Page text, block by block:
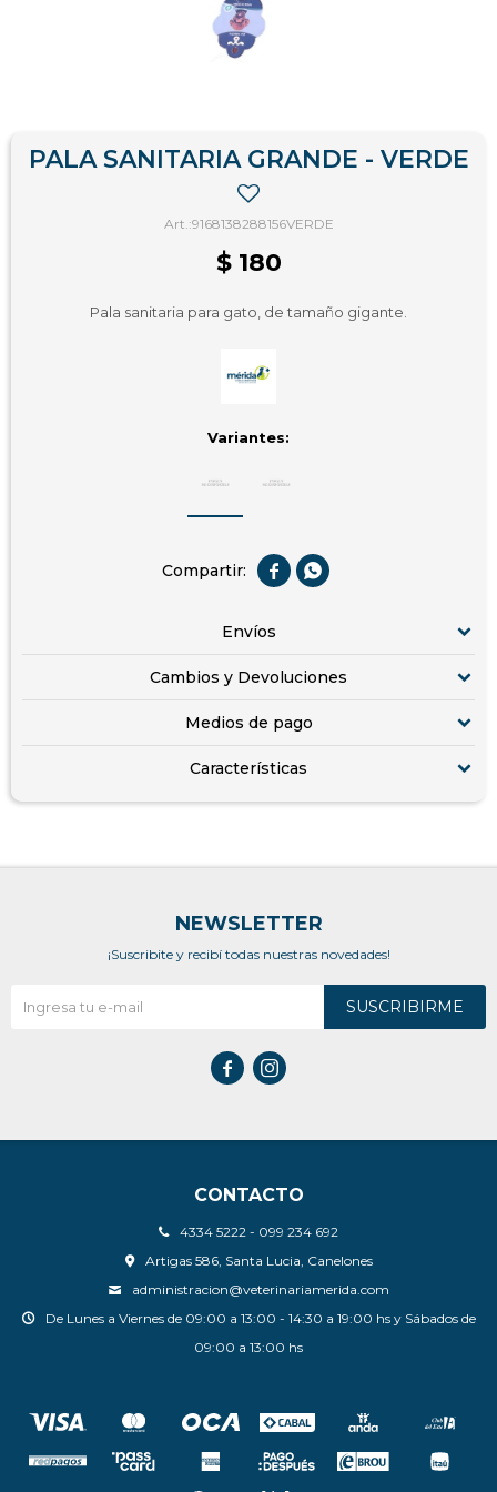
PALA SANITARIA GRANDE - VERDE
9168138288156VERDE
$ 180
Pala sanitaria para gato, de tamaño gigante.
Variantes:
 
Envíos
Cambios y Devoluciones
Medios de pago
Características
CONTACTO
4334 5222 - 099 234 692
Artigas 586, Santa Lucia, Canelones
administracion@veterinariamerida.com
De Lunes a Viernes de 09:00 a 13:00 - 14:30 a 19:00 hs y Sábados de
09:00 a 13:00 hs
NEWSLETTER
¡Suscribite y recibí todas nuestras novedades!
SUSCRIBIRME
 